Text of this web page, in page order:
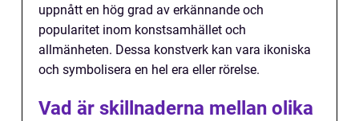
uppnått en hög grad av erkännande och
popularitet inom konstsamhället och
allmänheten. Dessa konstverk kan vara ikoniska
och symbolisera en hel era eller rörelse.
Vad är skillnaderna mellan olika